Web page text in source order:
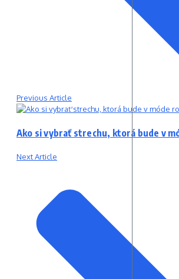
Previous Article
Ako si vybrať strechu, ktorá bude v
Next Article